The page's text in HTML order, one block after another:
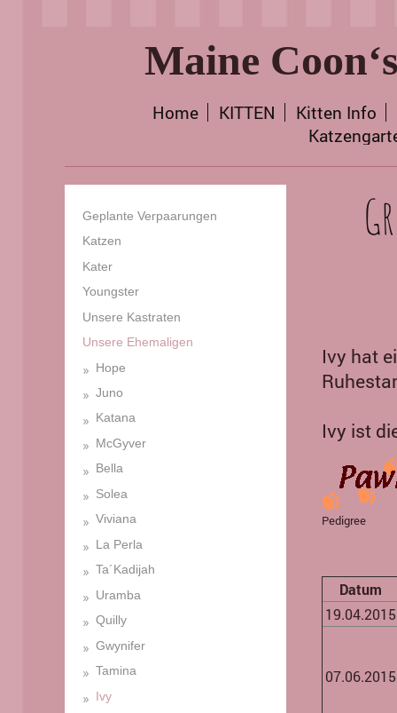
Maine
Home KITTEN Kitten Info
Ivy hat
Ivy ist
Pedigree
Datum
19.04.2015
07.06.2015
Geplante Verpaarungen
Katzen
Kater
Youngster
Unsere Kastraten
Unsere Ehemaligen
Hope
Juno
Katana
McGyver
Bella
Solea
Viviana
La Perla
Ta´Kadijah
Uramba
Quilly
Gwynifer
Tamina
Ivy